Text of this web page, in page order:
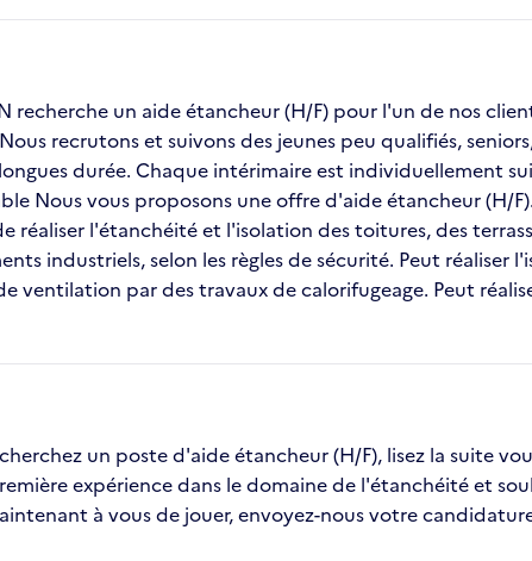
recherche un aide étancheur (H/F) pour l'un de nos
recrutons et suivons des jeunes peu qualifiés,
durée. Chaque intérimaire est individuellement
Nous vous proposons une offre d'aide étancheur (H/F).
réaliser l'étanchéité et l'isolation des toitures, des
industriels, selon les règles de sécurité. Peut réaliser
par des travaux de calorifugeage. Peut
un poste d'aide étancheur (H/F), lisez la suite
expérience dans le domaine de l'étanchéité et
à vous de jouer, envoyez-nous votre